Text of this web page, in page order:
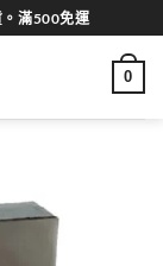
滿500免運
0